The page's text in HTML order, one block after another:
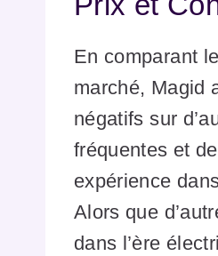
En comparant
marché, Magid
négatifs sur
fréquentes et
expérience
Alors que
dans l’ère